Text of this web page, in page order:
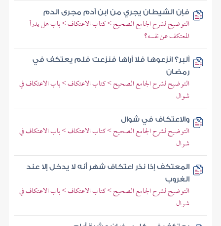
فإن الشيطان يجري من ابن آدم مجرى الدم
التوضيح لشرح الجامع الصحيح > كتاب الاعتكاف > باب هل يدرأ
المعتكف عن نفسه؟
آلبر؟ انزعوها فلا أراها فنزعت فلم يعتكف في
رمضان
التوضيح لشرح الجامع الصحيح > كتاب الاعتكاف > باب الاعتكاف في
شوال
والاعتكاف في شوال
التوضيح لشرح الجامع الصحيح > كتاب الاعتكاف > باب الاعتكاف في
شوال
المعتكف إذا نذر اعتكاف شهر أنه لا يدخل إلا عند
الغروب
التوضيح لشرح الجامع الصحيح > كتاب الاعتكاف > باب الاعتكاف في
شوال